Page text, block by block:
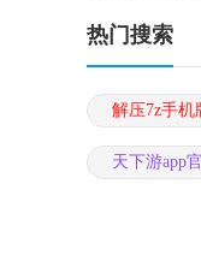
容)
热门搜索
解压7z手机
天下游app